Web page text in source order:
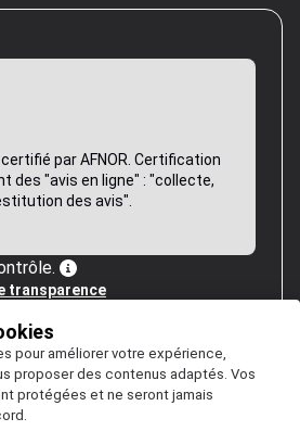
par AFNOR. Certification
des "avis en ligne" : "collecte,
des avis".
transparence
pour améliorer votre expérience,
proposer des contenus adaptés. Vos
protégées et ne seront jamais